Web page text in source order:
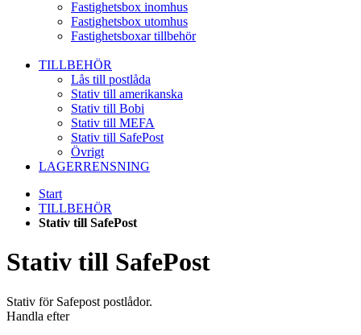
Fastighetsbox inomhus
Fastighetsbox utomhus
Fastighetsboxar tillbehör
TILLBEHÖR
Lås till postlåda
Stativ till amerikanska
Stativ till Bobi
Stativ till MEFA
Stativ till SafePost
Övrigt
LAGERRENSNING
Start
TILLBEHÖR
Stativ till SafePost
Stativ till SafePost
Stativ för Safepost postlådor.
Handla efter